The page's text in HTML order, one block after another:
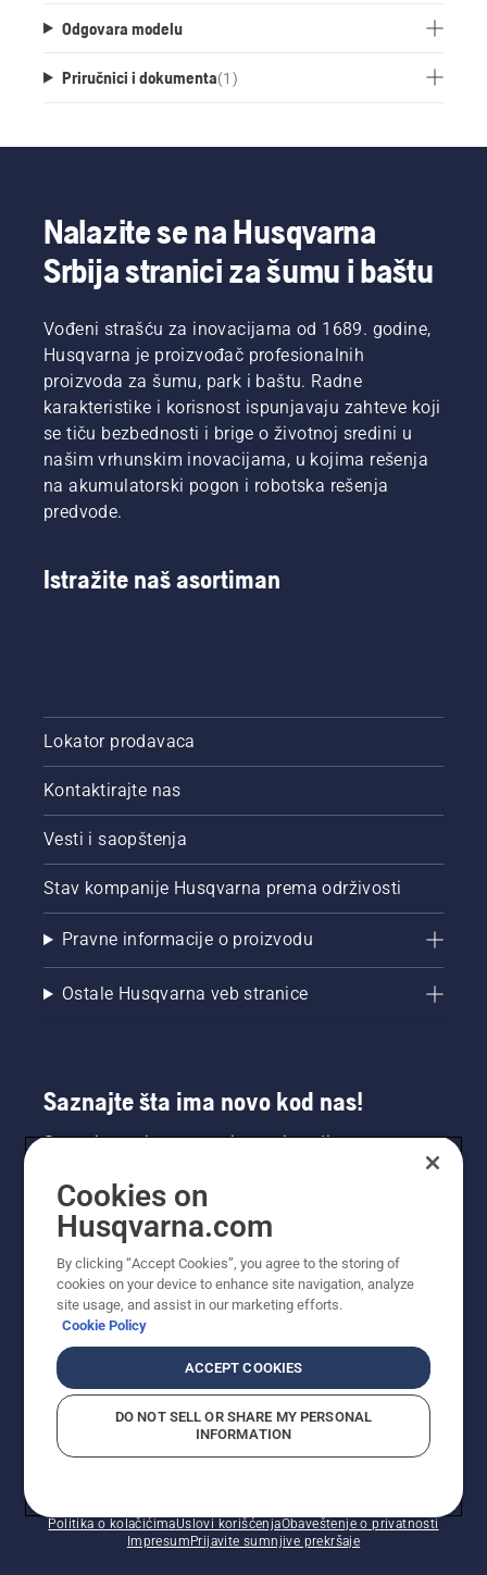
Odgovara modelu
Priručnici i dokumenta(1 )
Nalazite se na Husqvarna
Srbija stranici za šumu i baštu
Vođeni strašću za inovacijama od 1689. godine,
Husqvarna je proizvođač profesionalnih
proizvoda za šumu, park i baštu. Radne
karakteristike i korisnost ispunjavaju zahteve koji
se tiču bezbednosti i brige o životnoj sredini u
našim vrhunskim inovacijama, u kojima rešenja
na akumulatorski pogon i robotska rešenja
predvode.
Istražite naš asortiman
Lokator prodavaca
Kontaktirajte nas
Vesti i saopštenja
Stav kompanije Husqvarna prema održivosti
Pravne informacije o proizvodu
Ostale Husqvarna veb stranice
Saznajte šta ima novo kod nas!
Saznajte prvi sve o novim proizvodima,
Prijavite se na naš bilten ovde.
Politika o kolačićimaUslovi korišćenjaObaveštenje o privatnosti
ImpresumPrijavite sumnjive prekršaje
Cookies on
Husqvarna.com
By clicking “Accept Cookies”, you agree to the storing of
cookies on your device to enhance site navigation, analyze
site usage, and assist in our marketing efforts.
Cookie Policy
ACCEPT COOKIES
DO NOT SELL OR SHARE MY PERSONAL
INFORMATION